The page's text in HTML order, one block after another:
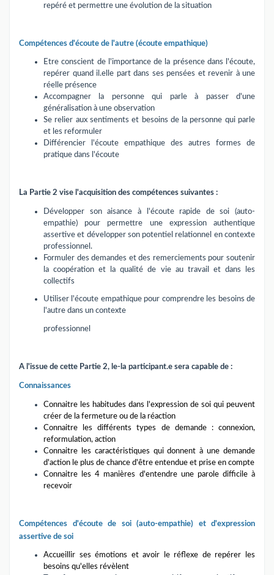
repéré et permettre une évolution de la situation
Compétences d'écoute de l'autre (écoute empathique)
Etre conscient de l'importance de la présence dans l'écoute,
repérer quand il.elle part dans ses pensées et revenir à une
réelle présence
Accompagner la personne qui parle à passer d'une
généralisation à une observation
Se relier aux sentiments et besoins de la personne qui parle
et les reformuler
Différencier l'écoute empathique des autres formes de
pratique dans l'écoute
La Partie 2 vise l'acquisition des compétences suivantes :
Développer son aisance à l'écoute rapide de soi (auto-
empathie) pour permettre une expression authentique
assertive et développer son potentiel relationnel en contexte
professionnel.
Formuler des demandes et des remerciements pour soutenir
la coopération et la qualité de vie au travail et dans les
collectifs
Utiliser l'écoute empathique pour comprendre les besoins de
l'autre dans un contexte
professionnel
A l'issue de cette Partie 2, le-la participant.e sera capable de :
Connaissances
Connaitre les habitudes dans l'expression de soi qui peuvent
créer de la fermeture ou de la réaction
Connaitre les différents types de demande : connexion,
reformulation, action
Connaitre les caractéristiques qui donnent à une demande
d'action le plus de chance d'être entendue et prise en compte
Connaitre les 4 manières d'entendre une parole difficile à
recevoir
Compétences d'écoute de soi (auto-empathie) et d'expression
assertive de soi
Accueillir ses émotions et avoir le réflexe de repérer les
besoins qu'elles révèlent